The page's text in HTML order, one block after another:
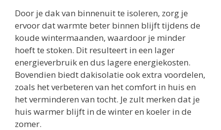
Door je dak van binnenuit te isoleren, zorg je
ervoor dat warmte beter binnen blijft tijdens de
koude wintermaanden, waardoor je minder
hoeft te stoken. Dit resulteert in een lager
energieverbruik en dus lagere energiekosten.
Bovendien biedt dakisolatie ook extra voordelen,
zoals het verbeteren van het comfort in huis en
het verminderen van tocht. Je zult merken dat je
huis warmer blijft in de winter en koeler in de
zomer.